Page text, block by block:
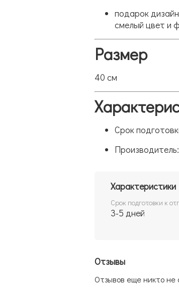
подарок
смелый цвет и
Размер
40 см
Срок
Характеристики
Срок подготовки к
3-5 дней
Отзывы
Отзывов еще никто не